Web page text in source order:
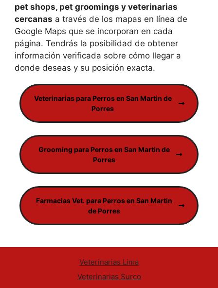
pet shops, pet groomings y veterinarias
cercanas a través de los mapas en línea de
Google Maps que se incorporan en cada
página. Tendrás la posibilidad de obtener
información verificada sobre cómo llegar a
donde deseas y su posición exacta.
Veterinarias para Perros en San Martin de
Porres
Grooming para Perros en San Martin de
Porres
Farmacias Vet. para Perros en San Martin
de Porres
Veterinarias Lima
Veterinarias Surco